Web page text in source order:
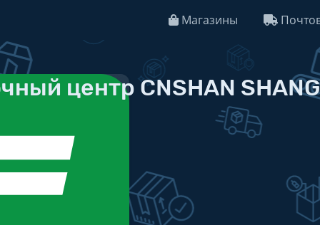
Магазины
центр CNSHAN